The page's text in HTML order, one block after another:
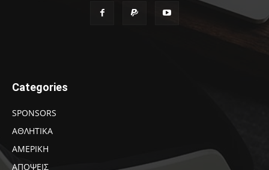
Categories
SPONSORS
ΑΘΛΗΤΙΚΑ
ΑΜΕΡΙΚΗ
ΑΠΟΨΕΙΣ